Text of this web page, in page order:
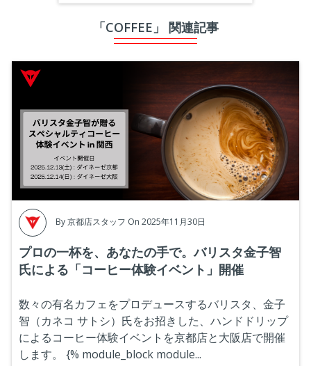
「COFFEE」 関連記事
By京都店スタッフ On 2025年11月30日
プロの一杯を、あなたの手で。バリスタ金子智
氏による「コーヒー体験イベント」開催
数々の有名カフェをプロデュースするバリスタ、金子
智（カネコ サトシ）氏をお招きした、ハンドドリップ
によるコーヒー体験イベントを京都店と大阪店で開催
します。
{% module_block module...